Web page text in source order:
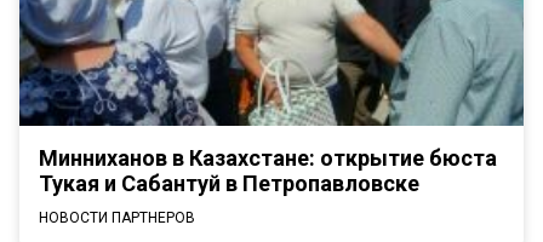
Минниханов в Казахстане: открытие бюста
Тукая и Сабантуй в Петропавловске
НОВОСТИ ПАРТНЕРОВ